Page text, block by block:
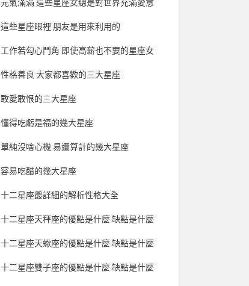
元氣滿滿 這些星座女總是對世界充滿愛意
這些星座眼裡 朋友是用來利用的
工作若勾心鬥角 即使高薪也不要的星座女
性格善良 大家都喜歡的三大星座
敢愛敢恨的三大星座
懂得吃虧是福的幾大星座
單純沒啥心機 易遭算計的幾大星座
容易吃醋的幾大星座
十二星座最詳細的解析性格大全
十二星座天秤座的優點是什麼 缺點是什麼
十二星座天蠍座的優點是什麼 缺點是什麼
十二星座雙子座的優點是什麼 缺點是什麼